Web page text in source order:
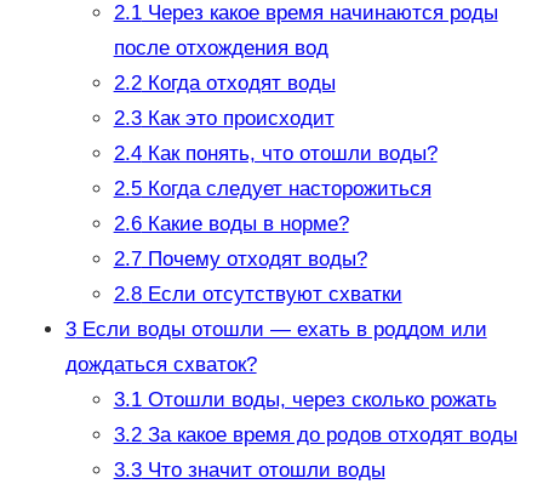
2.1Через какое время начинаются роды
после отхождения вод
2.2Когда отходят воды
2.3Как это происходит
2.4Как понять, что отошли воды?
2.5Когда следует насторожиться
2.6Какие воды в норме?
2.7Почему отходят воды?
2.8Если отсутствуют схватки
3Если воды отошли — ехать в роддом или
дождаться схваток?
3.1Отошли воды, через сколько рожать
3.2За какое время до родов отходят воды
3.3Что значит отошли воды